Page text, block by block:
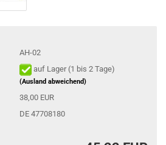
AH-02
auf Lager (1 bis 2 Tage)
(Ausland abweichend)
38,00 EUR
DE 47708180